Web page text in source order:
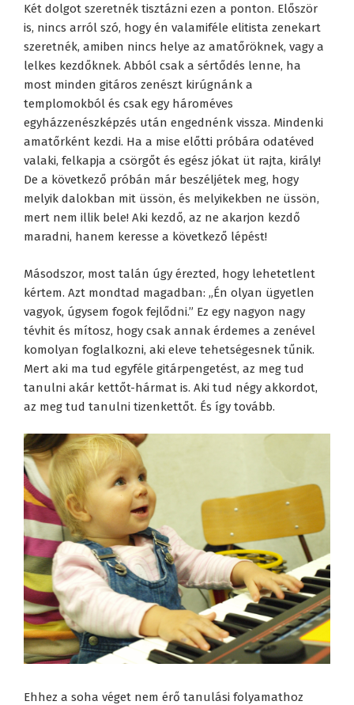
Két dolgot szeretnék tisztázni ezen a ponton. Először
is, nincs arról szó, hogy én valamiféle elitista zenekart
szeretnék, amiben nincs helye az amatőröknek, vagy a
lelkes kezdőknek. Abból csak a sértődés lenne, ha
most minden gitáros zenészt kirúgnánk a
templomokból és csak egy hároméves
egyházzenészképzés után engednénk vissza. Mindenki
amatőrként kezdi. Ha a mise előtti próbára odatéved
valaki, felkapja a csörgőt és egész jókat üt rajta, király!
De a következő próbán már beszéljétek meg, hogy
melyik dalokban mit üssön, és melyikekben ne üssön,
mert nem illik bele! Aki kezdő, az ne akarjon kezdő
maradni, hanem keresse a következő lépést!
Másodszor, most talán úgy érezted, hogy lehetetlent
kértem. Azt mondtad magadban: „Én olyan ügyetlen
vagyok, úgysem fogok fejlődni.” Ez egy nagyon nagy
tévhit és mítosz, hogy csak annak érdemes a zenével
komolyan foglalkozni, aki eleve tehetségesnek tűnik.
Mert aki ma tud egyféle gitárpengetést, az meg tud
tanulni akár kettőt-hármat is. Aki tud négy akkordot,
az meg tud tanulni tizenkettőt. És így tovább.
Ehhez a soha véget nem érő tanulási folyamathoz